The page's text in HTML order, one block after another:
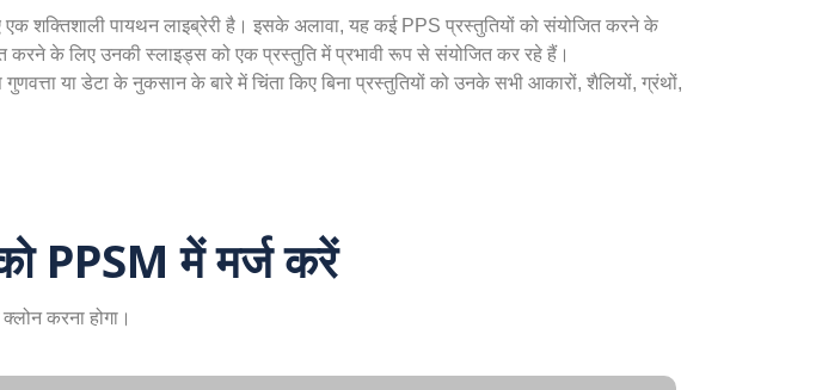
शक्तिशाली पायथन लाइब्रेरी है। इसके अलावा, यह कई PPS प्रस्तुतियों को संयोजित करने के
के लिए उनकी स्लाइड्स को एक प्रस्तुति में प्रभावी रूप से संयोजित कर रहे हैं।
या डेटा के नुकसान के बारे में चिंता किए बिना प्रस्तुतियों को उनके सभी आकारों, शैलियों, ग्रंथों,
PPSM में मर्ज करें
करना होगा।